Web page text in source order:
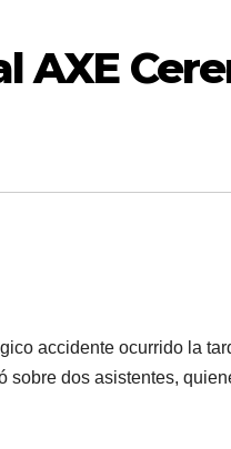
AXE
accidente ocurrido la
dos asistentes,